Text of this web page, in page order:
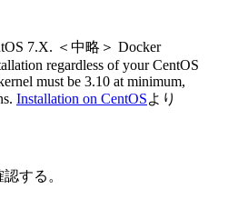
7.X. ＜中略＞ Docker
regardless of your CentOS
must be 3.10 at minimum,
Installation on CentOSより
する。